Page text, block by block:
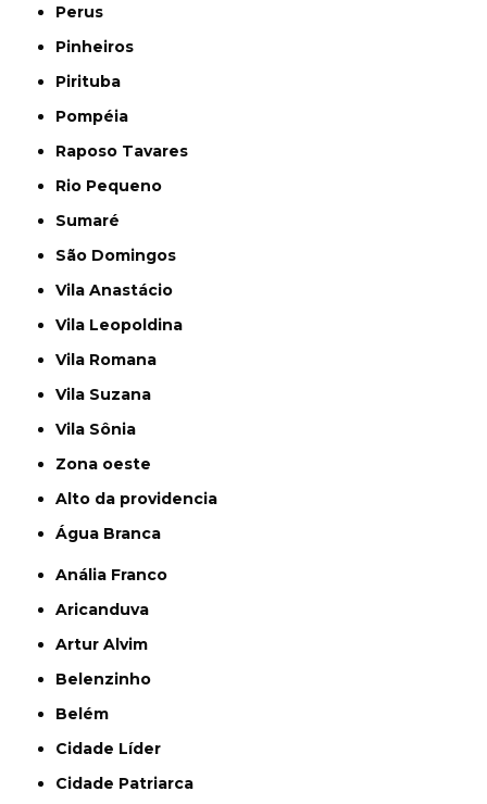
Perus
Pinheiros
Pirituba
Pompéia
Raposo Tavares
Rio Pequeno
Sumaré
São Domingos
Vila Anastácio
Vila Leopoldina
Vila Romana
Vila Suzana
Vila Sônia
Zona oeste
alto da providencia
Água Branca
Anália Franco
Aricanduva
Artur Alvim
Belenzinho
Belém
Cidade Líder
Cidade Patriarca